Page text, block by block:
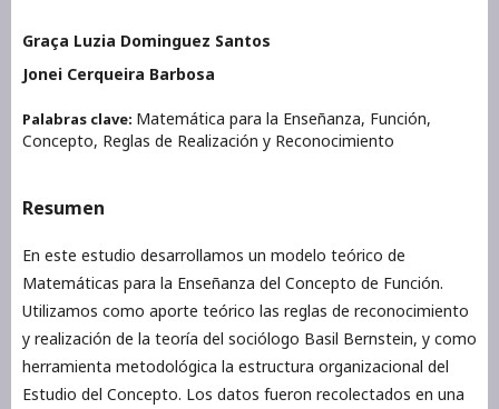
Graça Luzia Dominguez Santos
Jonei Cerqueira Barbosa
Palabras clave: Matemática para la Enseñanza, Función,
Concepto, Reglas de Realización y Reconocimiento
Resumen
En este estudio desarrollamos un modelo teórico de
Matemáticas para la Enseñanza del Concepto de Función.
Utilizamos como aporte teórico las reglas de reconocimiento
y realización de la teoría del sociólogo Basil Bernstein, y como
herramienta metodológica la estructura organizacional del
Estudio del Concepto. Los datos fueron recolectados en una